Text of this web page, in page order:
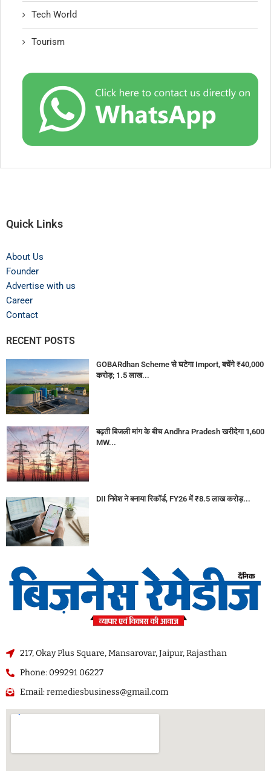
Tech World
Tourism
Quick Links
About Us
Founder
Advertise with us
Career
Contact
RECENT POSTS
GOBARdhan Scheme से घटेगा Import, बचेंगे ₹40,000
करोड़; 1.5 लाख...
बढ़ती बिजली मांग के बीच Andhra Pradesh खरीदेगा 1,600
MW...
DII निवेश ने बनाया रिकॉर्ड, FY26 में ₹8.5 लाख करोड़...
217, Okay Plus Square, Mansarovar, Jaipur, Rajasthan
Phone: 099291 06227
Email: remediesbusiness@gmail.com